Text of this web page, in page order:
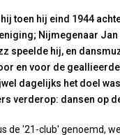
hij toen hij eind 1944
Nijmegenaar
speelde hij, en
en voor de
dagelijks het doel
verderop: dansen op
de '21-club' genoemd,